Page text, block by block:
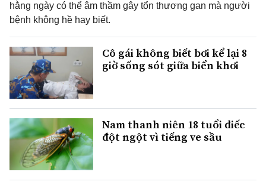
hằng ngày có thể âm thầm gây tổn thương gan mà người
bệnh không hề hay biết.
Cô gái không biết bơi kể lại 8
giờ sống sót giữa biển khơi
Nam thanh niên 18 tuổi điếc
đột ngột vì tiếng ve sầu